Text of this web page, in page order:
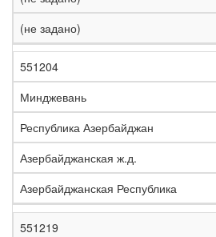
(не задано)
551204
Минджевань
Республика Азербайджан
Азербайджанская ж.д.
Азербайджанская Республика
551219